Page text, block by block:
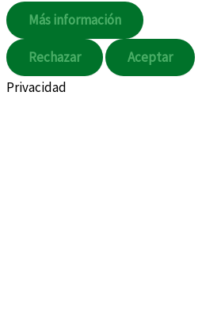
Más información
Rechazar
Aceptar
Privacidad